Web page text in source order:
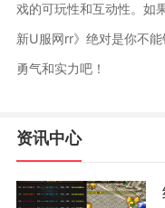
戏的可玩性和互动性。如
新U服网rr》绝对是你不
勇气和实力吧！
资讯中心